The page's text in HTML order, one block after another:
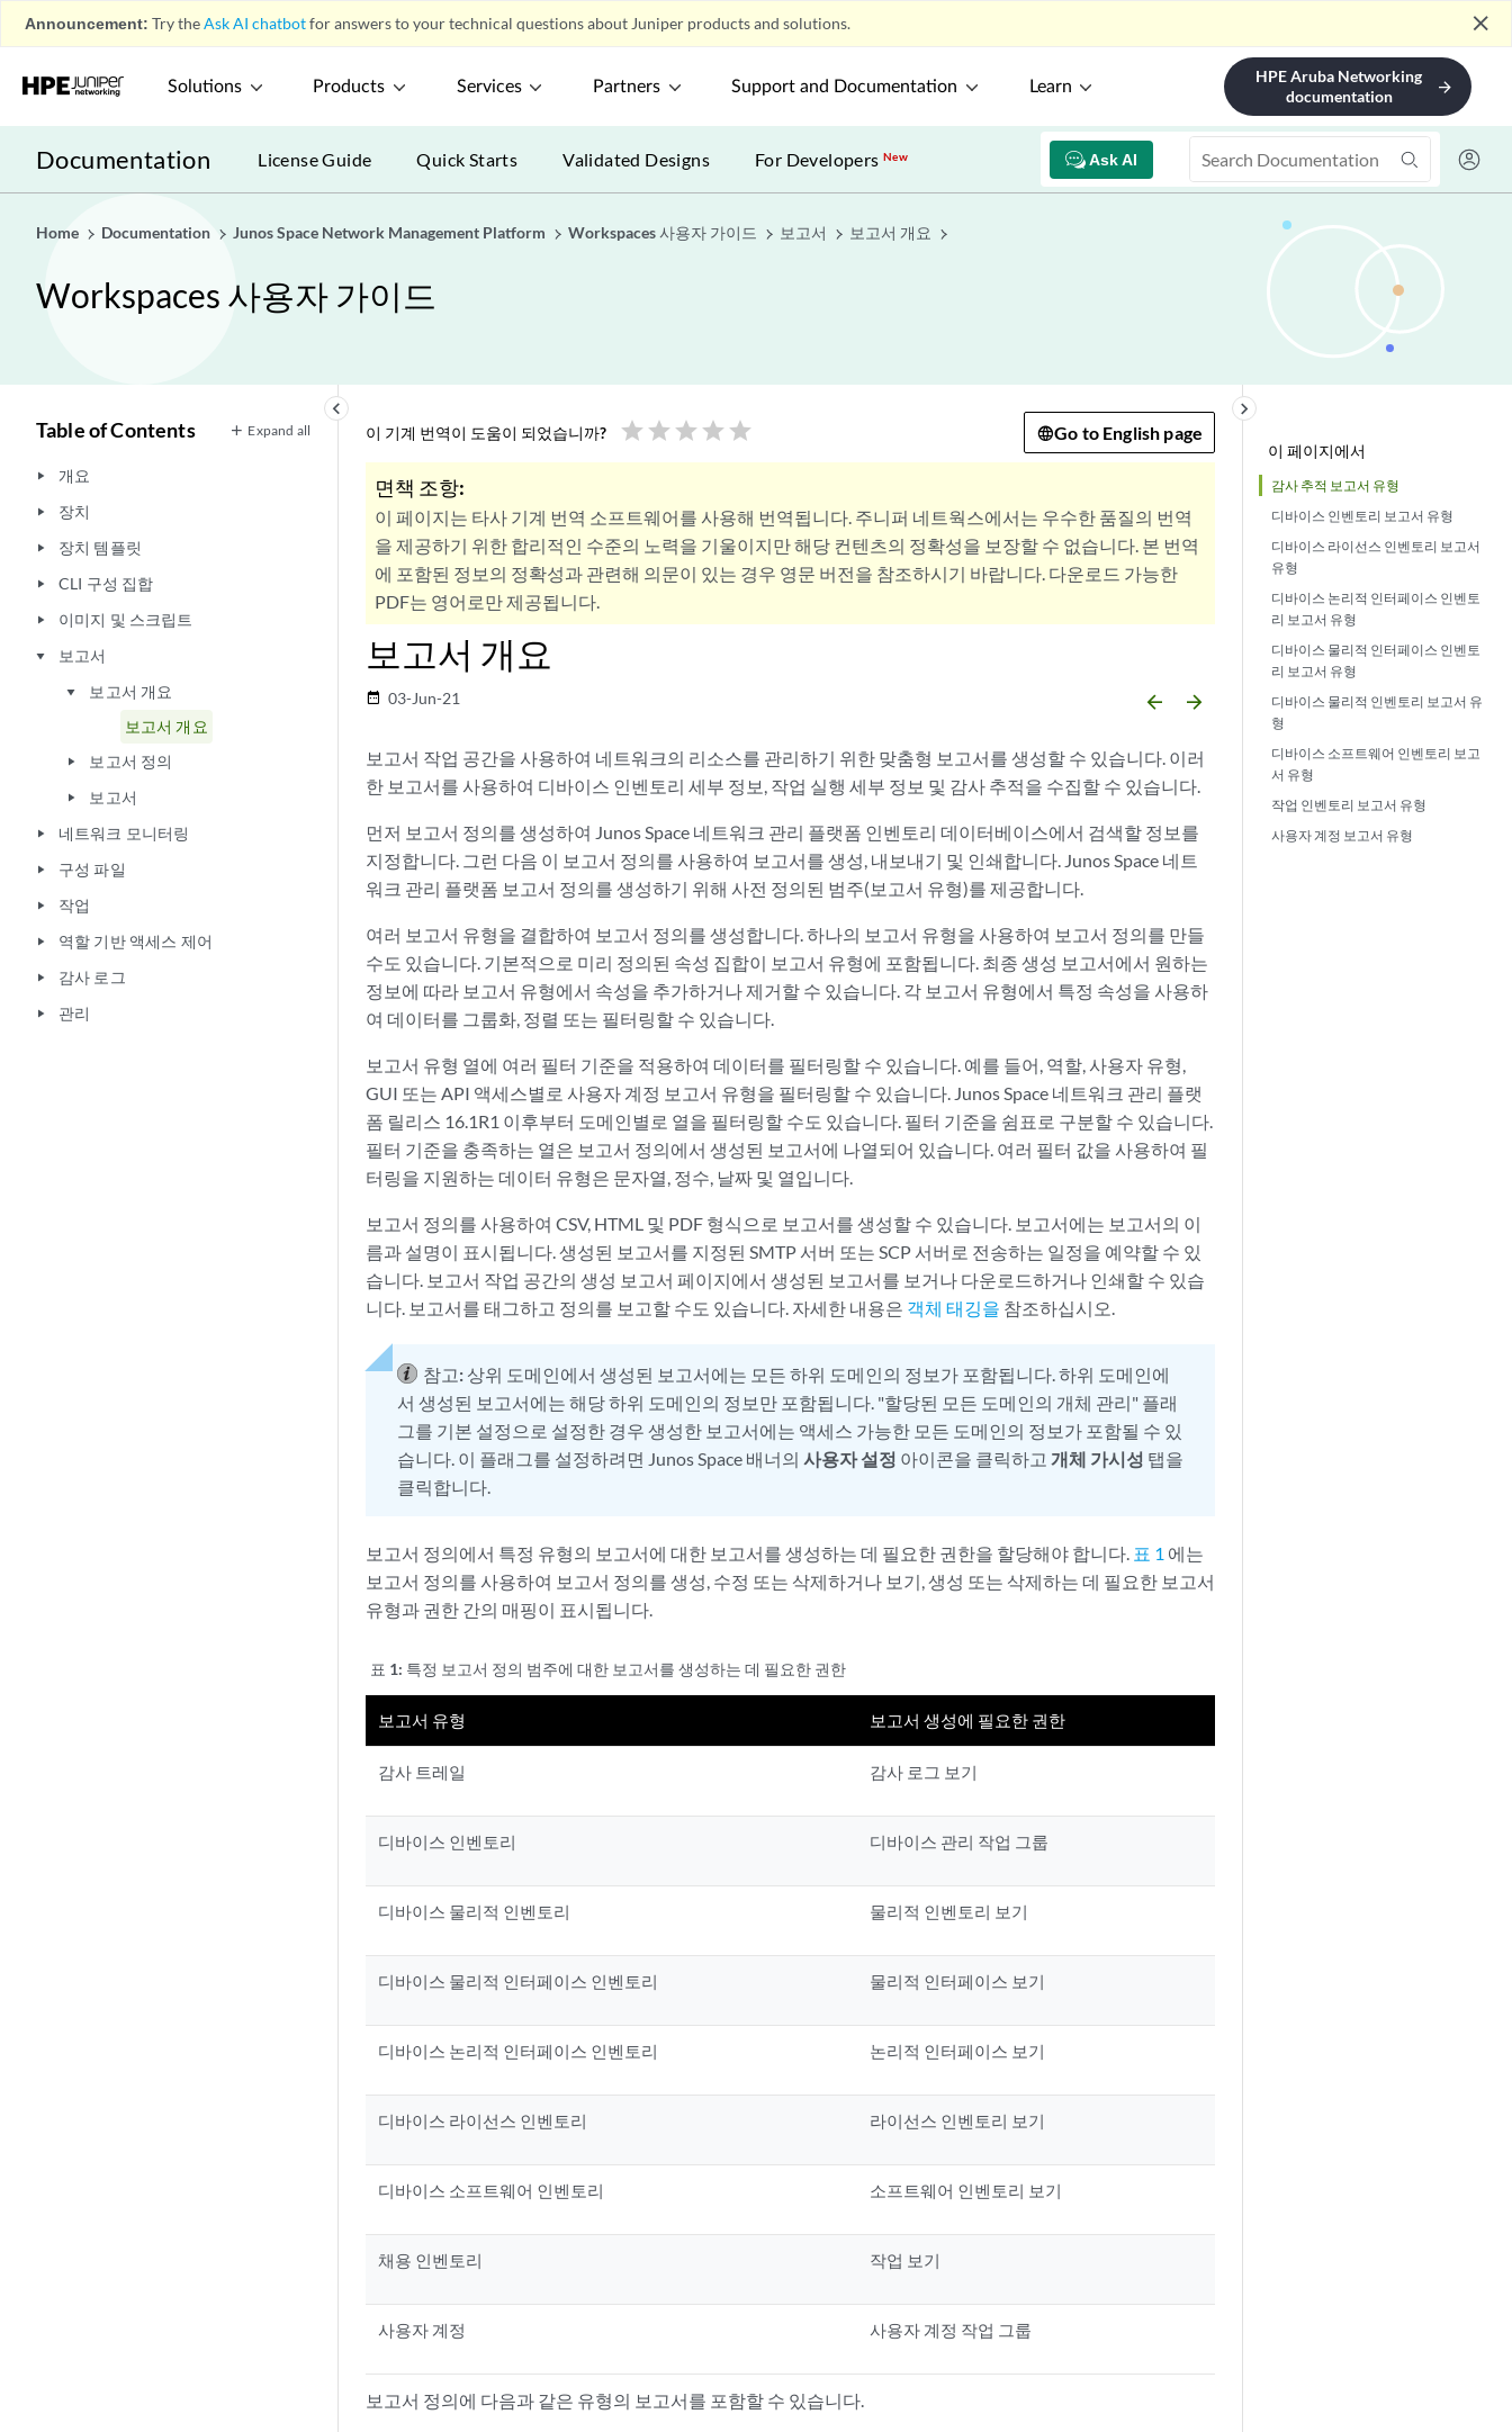
Announcement: Try theAsk AI chatbotfor answers to your technical questions about Juniper products and solutions. close
Solutions Products Services Partners Support and Documentation Learn
HPE Aruba Networking
documentation
arrow_forward
Documentation Ask AI
License Guide Quick Starts Validated Designs For DevelopersNew
Home Documentation Junos Space Network Management Platform Workspaces 사용자 가이드 보고서 보고서 개요
Workspaces 사용자 가이드
keyboard_arrow_left
Table of Contents Expand all
play_arrow 개요
play_arrow 장치
play_arrow 장치 템플릿
play_arrow CLI 구성 집합
play_arrow 이미지 및 스크립트
play_arrow 보고서
play_arrow
보고서 개요
보고서 개요
play_arrow 보고서 정의
play_arrow 보고서
play_arrow 네트워크 모니터링
play_arrow 구성 파일
play_arrow 작업
play_arrow 역할 기반 액세스 제어
play_arrow 감사 로그
play_arrow 관리
이 페이지에서
감사 추적 보고서 유형
디바이스 인벤토리 보고서 유형
디바이스 라이선스 인벤토리 보고서
유형
디바이스 논리적 인터페이스 인벤토
리 보고서 유형
디바이스 물리적 인터페이스 인벤토
리 보고서 유형
디바이스 물리적 인벤토리 보고서 유
형
디바이스 소프트웨어 인벤토리 보고
서 유형
작업 인벤토리 보고서 유형
사용자 계정 보고서 유형
keyboard_arrow_right
이 기계 번역이 도움이 되었습니까? star star star star star Go to English page
면책 조항:
이 페이지는 타사 기계 번역 소프트웨어를 사용해 번역됩니다. 주니퍼 네트웍스에서는 우수한 품질의 번역
을 제공하기 위한 합리적인 수준의 노력을 기울이지만 해당 컨텐츠의 정확성을 보장할 수 없습니다. 본 번역
에 포함된 정보의 정확성과 관련해 의문이 있는 경우 영문 버전을 참조하시기 바랍니다. 다운로드 가능한
PDF는 영어로만 제공됩니다.
보고서 개요
date_range 03-Jun-21 arrow_backward arrow_forward
보고서 작업 공간을 사용하여 네트워크의 리소스를 관리하기 위한 맞춤형 보고서를 생성할 수 있습니다. 이러
한 보고서를 사용하여 디바이스 인벤토리 세부 정보, 작업 실행 세부 정보 및 감사 추적을 수집할 수 있습니다.
먼저 보고서 정의를 생성하여 Junos Space 네트워크 관리 플랫폼 인벤토리 데이터베이스에서 검색할 정보를
지정합니다. 그런 다음 이 보고서 정의를 사용하여 보고서를 생성, 내보내기 및 인쇄합니다. Junos Space 네트
워크 관리 플랫폼 보고서 정의를 생성하기 위해 사전 정의된 범주(보고서 유형)를 제공합니다.
여러 보고서 유형을 결합하여 보고서 정의를 생성합니다. 하나의 보고서 유형을 사용하여 보고서 정의를 만들
수도 있습니다. 기본적으로 미리 정의된 속성 집합이 보고서 유형에 포함됩니다. 최종 생성 보고서에서 원하는
정보에 따라 보고서 유형에서 속성을 추가하거나 제거할 수 있습니다. 각 보고서 유형에서 특정 속성을 사용하
여 데이터를 그룹화, 정렬 또는 필터링할 수 있습니다.
보고서 유형 열에 여러 필터 기준을 적용하여 데이터를 필터링할 수 있습니다. 예를 들어, 역할, 사용자 유형,
GUI 또는 API 액세스별로 사용자 계정 보고서 유형을 필터링할 수 있습니다. Junos Space 네트워크 관리 플랫
폼 릴리스 16.1R1 이후부터 도메인별로 열을 필터링할 수도 있습니다. 필터 기준을 쉼표로 구분할 수 있습니다.
필터 기준을 충족하는 열은 보고서 정의에서 생성된 보고서에 나열되어 있습니다. 여러 필터 값을 사용하여 필
터링을 지원하는 데이터 유형은 문자열, 정수, 날짜 및 열입니다.
보고서 정의를 사용하여 CSV, HTML 및 PDF 형식으로 보고서를 생성할 수 있습니다. 보고서에는 보고서의 이
름과 설명이 표시됩니다. 생성된 보고서를 지정된 SMTP 서버 또는 SCP 서버로 전송하는 일정을 예약할 수 있
습니다. 보고서 작업 공간의 생성 보고서 페이지에서 생성된 보고서를 보거나 다운로드하거나 인쇄할 수 있습
니다. 보고서를 태그하고 정의를 보고할 수도 있습니다. 자세한 내용은 객체 태깅을 참조하십시오.
참고: 상위 도메인에서 생성된 보고서에는 모든 하위 도메인의 정보가 포함됩니다. 하위 도메인에
서 생성된 보고서에는 해당 하위 도메인의 정보만 포함됩니다. "할당된 모든 도메인의 개체 관리" 플래
그를 기본 설정으로 설정한 경우 생성한 보고서에는 액세스 가능한 모든 도메인의 정보가 포함될 수 있
습니다. 이 플래그를 설정하려면 Junos Space 배너의 사용자 설정 아이콘을 클릭하고 개체 가시성 탭을
클릭합니다.
보고서 정의에서 특정 유형의 보고서에 대한 보고서를 생성하는 데 필요한 권한을 할당해야 합니다. 표 1 에는
보고서 정의를 사용하여 보고서 정의를 생성, 수정 또는 삭제하거나 보기, 생성 또는 삭제하는 데 필요한 보고서
유형과 권한 간의 매핑이 표시됩니다.
표 1: 특정 보고서 정의 범주에 대한 보고서를 생성하는 데 필요한 권한
보고서 유형 보고서 생성에 필요한 권한
감사 트레일 감사 로그 보기
디바이스 인벤토리 디바이스 관리 작업 그룹
디바이스 물리적 인벤토리 물리적 인벤토리 보기
디바이스 물리적 인터페이스 인벤토리 물리적 인터페이스 보기
디바이스 논리적 인터페이스 인벤토리 논리적 인터페이스 보기
디바이스 라이선스 인벤토리 라이선스 인벤토리 보기
디바이스 소프트웨어 인벤토리 소프트웨어 인벤토리 보기
채용 인벤토리 작업 보기
사용자 계정 사용자 계정 작업 그룹
보고서 정의에 다음과 같은 유형의 보고서를 포함할 수 있습니다.